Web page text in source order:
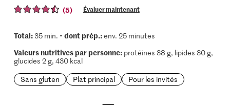
(5) Évaluer maintenant
Total:35 min. • dont prép.:env. 25 minutes
Valeurs nutritives par personne:protéines 38 g, lipides 30 g,
glucides 2 g, 430 kcal
Sans gluten
Plat principal Pour les invités